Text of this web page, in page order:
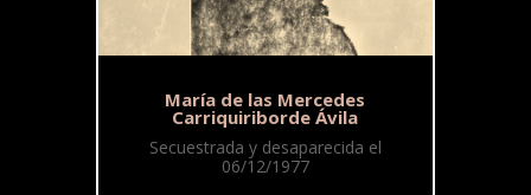
María de las Mercedes
Carriquiriborde Ávila
Secuestrada y desaparecida el
06/12/1977